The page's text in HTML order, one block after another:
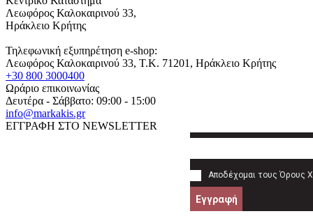
Λεωφόρος Καλοκαιρινού 33,
Ηράκλειο Κρήτης
Τηλεφωνική εξυπηρέτηση e-shop:
Λεωφόρος Καλοκαιρινού 33, T.K. 71201, Ηράκλειο Κρήτης
+30 800 3000400
Ωράριο επικοινωνίας
Δευτέρα - Σάββατο: 09:00 - 15:00
info@markakis.gr
ΕΓΓΡΑΦΗ ΣΤΟ NEWSLETTER
Αποδέχομαι τους Όρους
Εγγραφή